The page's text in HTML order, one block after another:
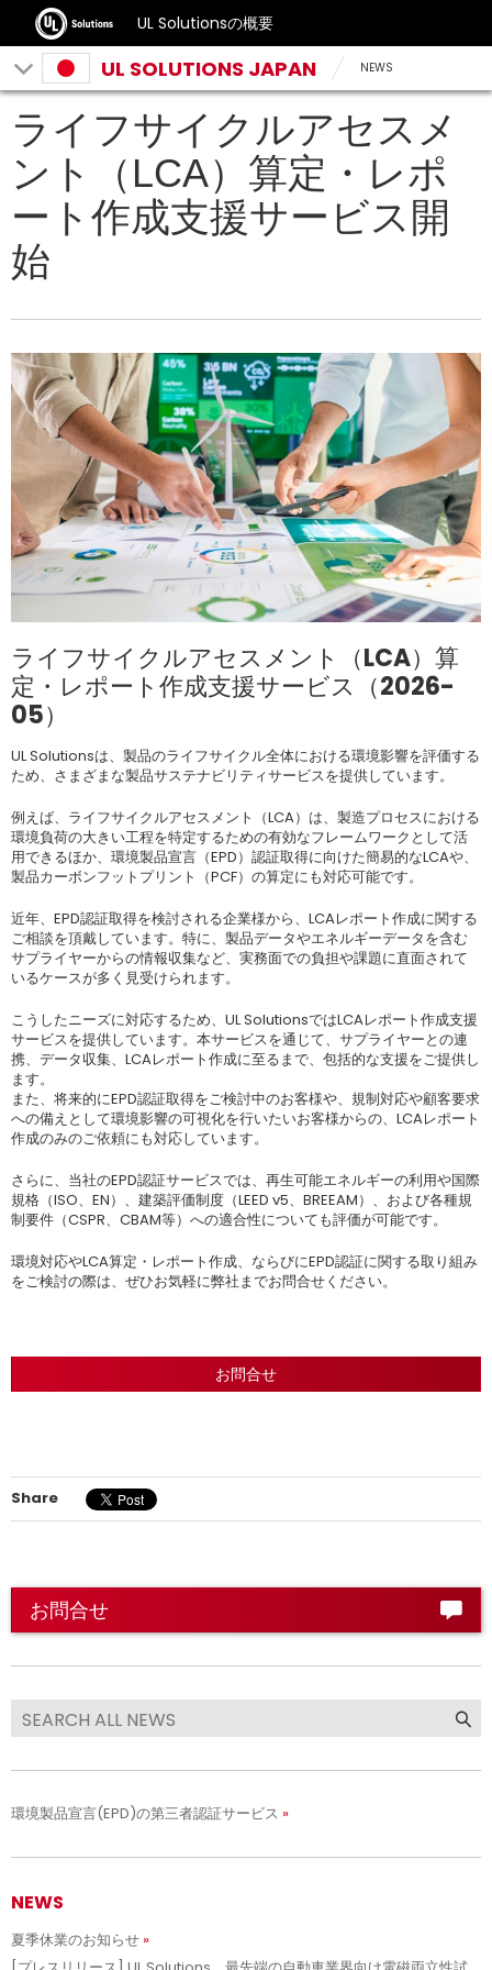
UL Solutionsの概要
UL SOLUTIONS JAPAN NEWS
ライフサイクルアセスメ
ント（LCA）算定・レポ
ート作成支援サービス開
始
ライフサイクルアセスメント（LCA）算
定・レポート作成支援サービス（2026-
05）
UL Solutionsは、製品のライフサイクル全体における環境影響を評価する
ため、さまざまな製品サステナビリティサービスを提供しています。
例えば、ライフサイクルアセスメント（LCA）は、製造プロセスにおける
環境負荷の大きい工程を特定するための有効なフレームワークとして活
用できるほか、環境製品宣言（EPD）認証取得に向けた簡易的なLCAや、
製品カーボンフットプリント（PCF）の算定にも対応可能です。
近年、EPD認証取得を検討される企業様から、LCAレポート作成に関する
ご相談を頂戴しています。特に、製品データやエネルギーデータを含む
サプライヤーからの情報収集など、実務面での負担や課題に直面されて
いるケースが多く見受けられます。
こうしたニーズに対応するため、UL SolutionsではLCAレポート作成支援
サービスを提供しています。本サービスを通じて、サプライヤーとの連
携、データ収集、LCAレポート作成に至るまで、包括的な支援をご提供し
ます。
また、将来的にEPD認証取得をご検討中のお客様や、規制対応や顧客要求
への備えとして環境影響の可視化を行いたいお客様からの、LCAレポート
作成のみのご依頼にも対応しています。
さらに、当社のEPD認証サービスでは、再生可能エネルギーの利用や国際
規格（ISO、EN）、建築評価制度（LEED v5、BREEAM）、および各種規
制要件（CSPR、CBAM等）への適合性についても評価が可能です。
環境対応やLCA算定・レポート作成、ならびにEPD認証に関する取り組み
をご検討の際は、ぜひお気軽に弊社までお問合せください。
お問合せ
Share
お問合せ
環境製品宣言(EPD)の第三者認証サービス
NEWS
夏季休業のお知らせ